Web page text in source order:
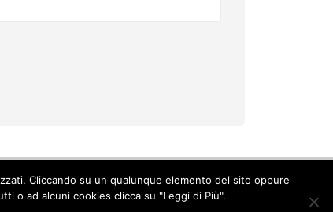
Cookie Policy-Privacy Policy
Cliccando su un qualunque elemento del sito oppure
o ad alcuni cookies clicca su "Leggi di Più".